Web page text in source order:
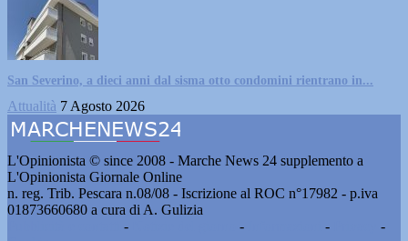
San Severino, a dieci anni dal sisma otto condomini rientrano in...
Attualità 7 Agosto 2026
L'Opinionista © since 2008 - Marche News 24 supplemento a
L'Opinionista Giornale Online
n. reg. Trib. Pescara n.08/08 - Iscrizione al ROC n°17982 - p.iva
01873660680 a cura di A. Gulizia
- - -
-